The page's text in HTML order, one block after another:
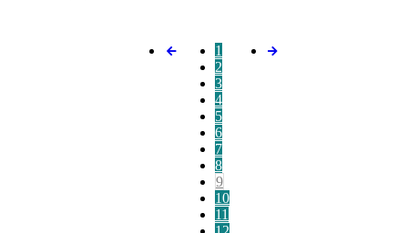
1
2
3
4
5
6
7
8
9
10
11